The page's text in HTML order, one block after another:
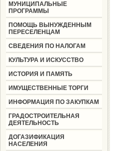
МУНИЦИПАЛЬНЫЕ
ПРОГРАММЫ
ПОМОЩЬ ВЫНУЖДЕННЫМ
ПЕРЕСЕЛЕНЦАМ
СВЕДЕНИЯ ПО НАЛОГАМ
КУЛЬТУРА И ИСКУССТВО
ИСТОРИЯ И ПАМЯТЬ
ИМУЩЕСТВЕННЫЕ ТОРГИ
ИНФОРМАЦИЯ ПО ЗАКУПКАМ
ГРАДОСТРОИТЕЛЬНАЯ
ДЕЯТЕЛЬНОСТЬ
ДОГАЗИФИКАЦИЯ
НАСЕЛЕНИЯ